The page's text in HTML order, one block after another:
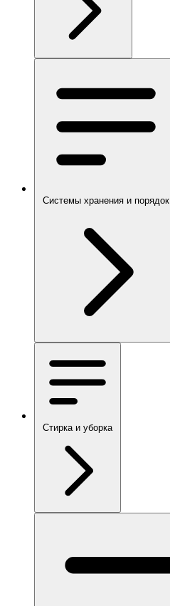
Системы хранения и порядок
Стирка и уборка